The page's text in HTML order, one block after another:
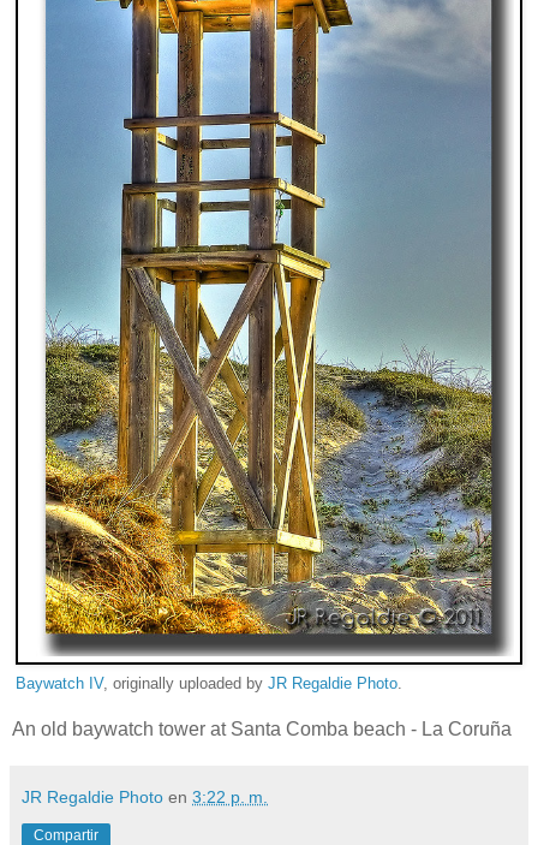
Baywatch IV, originally uploaded by JR Regaldie Photo.
An old baywatch tower at Santa Comba beach - La Coruña
JR Regaldie Photo en 3:22 p. m.
Compartir